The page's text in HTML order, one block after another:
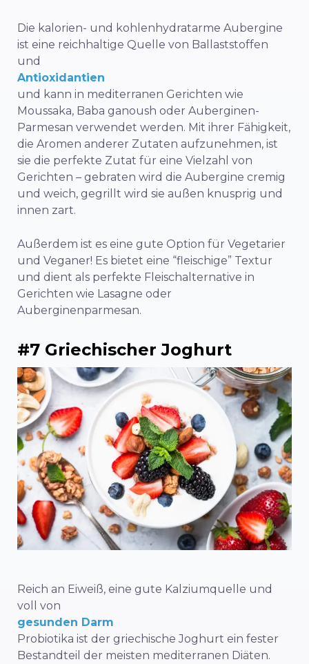
Die kalorien- und kohlenhydratarme Aubergine
ist eine reichhaltige Quelle von Ballaststoffen
und
Antioxidantien
und kann in mediterranen Gerichten wie
Moussaka, Baba ganoush oder Auberginen-
Parmesan verwendet werden. Mit ihrer Fähigkeit,
die Aromen anderer Zutaten aufzunehmen, ist
sie die perfekte Zutat für eine Vielzahl von
Gerichten – gebraten wird die Aubergine cremig
und weich, gegrillt wird sie außen knusprig und
innen zart.
Außerdem ist es eine gute Option für Vegetarier
und Veganer! Es bietet eine “fleischige” Textur
und dient als perfekte Fleischalternative in
Gerichten wie Lasagne oder
Auberginenparmesan.
#7 Griechischer Joghurt
Reich an Eiweiß, eine gute Kalziumquelle und
voll von
gesunden Darm
Probiotika ist der griechische Joghurt ein fester
Bestandteil der meisten mediterranen Diäten.